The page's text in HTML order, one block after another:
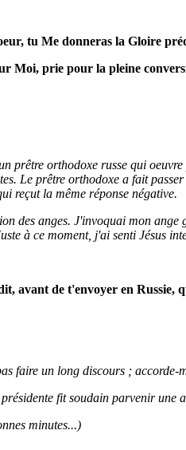
tu Me donneras la Gloire
Moi, prie pour la pleine
prêtre orthodoxe russe qui
Le prêtre orthodoxe a fait
reçut la même réponse négative.
des anges. J'invoquai mon
à ce moment, j'ai senti Jésus
avant de t'envoyer en Russie,
faire un long discours ;
fit soudain parvenir une
minutes...)